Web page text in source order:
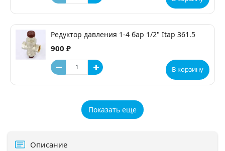
Редуктор давления 1-4 бар 1/2" Itap 361.5
900 ₽
В корзину
Показать еще
Описание